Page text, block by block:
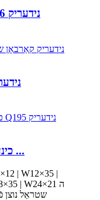
כינע פאַבריק הויך-קוואַליטעט ...